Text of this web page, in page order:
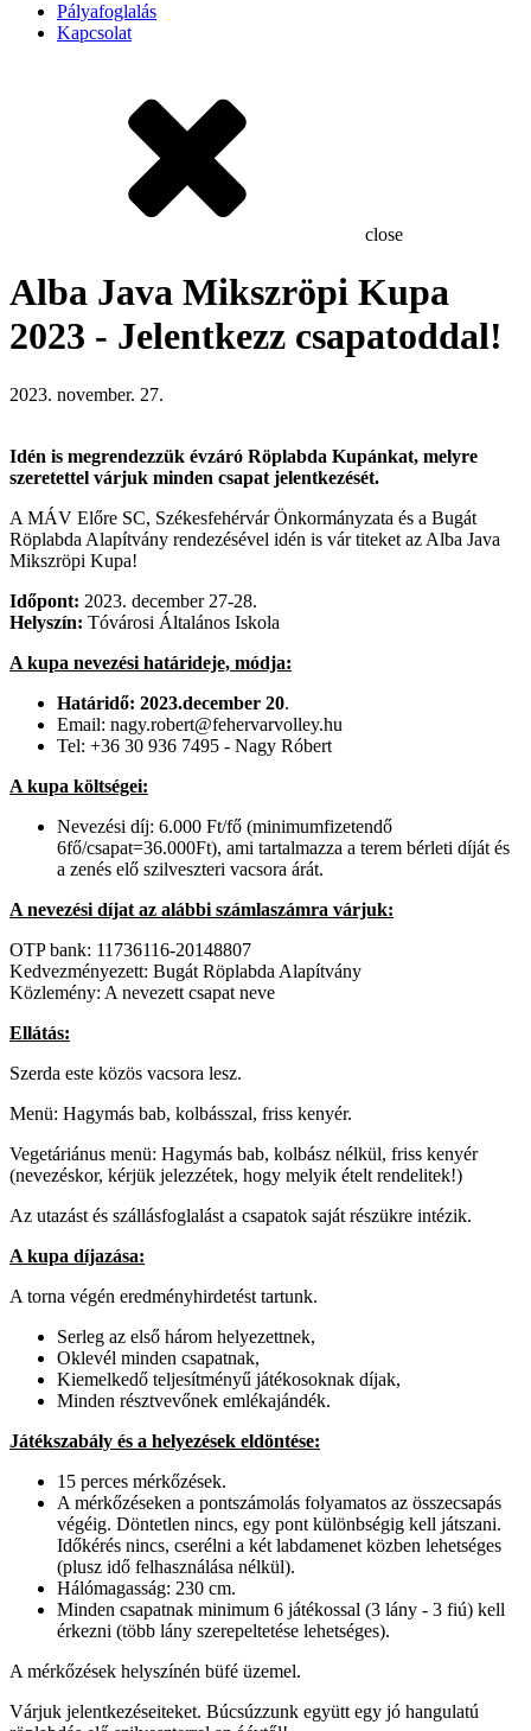
Pályafoglalás
Kapcsolat
close
Alba Java Mikszröpi Kupa
2023 - Jelentkezz csapatoddal!
2023. november. 27.
Idén is megrendezzük évzáró Röplabda Kupánkat, melyre
szeretettel várjuk minden csapat jelentkezését.
A MÁV Előre SC, Székesfehérvár Önkormányzata és a Bugát
Röplabda Alapítvány rendezésével idén is vár titeket az Alba Java
Mikszröpi Kupa!
Időpont: 2023. december 27-28.
Helyszín: Tóvárosi Általános Iskola
A kupa nevezési határideje, módja:
Határidő: 2023.december 20.
Email: nagy.robert@fehervarvolley.hu
Tel: +36 30 936 7495 - Nagy Róbert
A kupa költségei:
Nevezési díj: 6.000 Ft/fő (minimumfizetendő
6fő/csapat=36.000Ft), ami tartalmazza a terem bérleti díját és
a zenés elő szilveszteri vacsora árát.
A nevezési díjat az alábbi számlaszámra várjuk:
OTP bank: 11736116-20148807
Kedvezményezett: Bugát Röplabda Alapítvány
Közlemény: A nevezett csapat neve
Ellátás:
Szerda este közös vacsora lesz.
Menü: Hagymás bab, kolbásszal, friss kenyér.
Vegetáriánus menü: Hagymás bab, kolbász nélkül, friss kenyér
(nevezéskor, kérjük jelezzétek, hogy melyik ételt rendelitek!)
Az utazást és szállásfoglalást a csapatok saját részükre intézik.
A kupa díjazása:
A torna végén eredményhirdetést tartunk.
Serleg az első három helyezettnek,
Oklevél minden csapatnak,
Kiemelkedő teljesítményű játékosoknak díjak,
Minden résztvevőnek emlékajándék.
Játékszabály és a helyezések eldöntése:
15 perces mérkőzések.
A mérkőzéseken a pontszámolás folyamatos az összecsapás
végéig. Döntetlen nincs, egy pont különbségig kell játszani.
Időkérés nincs, cserélni a két labdamenet közben lehetséges
(plusz idő felhasználása nélkül).
Hálómagasság: 230 cm.
Minden csapatnak minimum 6 játékossal (3 lány - 3 fiú) kell
érkezni (több lány szerepeltetése lehetséges).
A mérkőzések helyszínén büfé üzemel.
Várjuk jelentkezéseiteket. Búcsúzzunk együtt egy jó hangulatú